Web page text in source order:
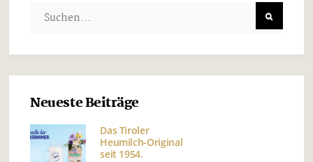
Neueste Beiträge
Das Tiroler
Heumilch-Original
seit 1954.